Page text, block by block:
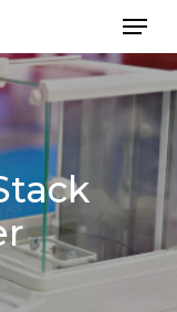
Close
Menu